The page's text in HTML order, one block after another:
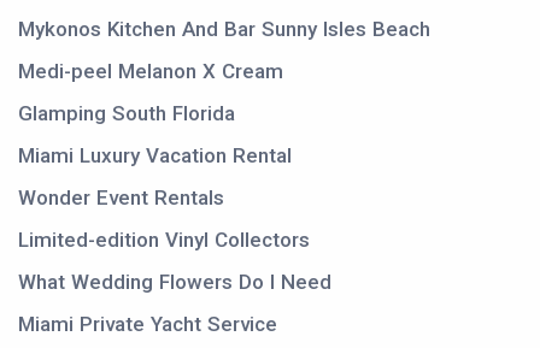
Mykonos Kitchen And Bar Sunny Isles Beach
Medi-peel Melanon X Cream
Glamping South Florida
Miami Luxury Vacation Rental
Wonder Event Rentals
Limited-edition Vinyl Collectors
What Wedding Flowers Do I Need
Miami Private Yacht Service